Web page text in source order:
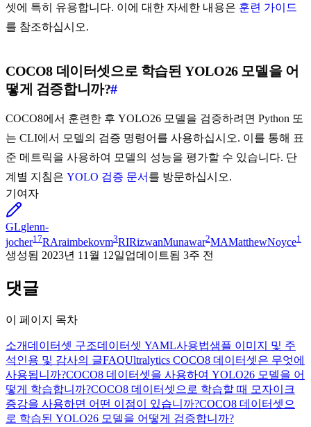
셋에 특히 유용합니다. 이에 대한 자세한 내용은 훈련 가이드
를 참조하십시오.
COCO8 데이터셋으로 학습된 YOLO26 모델을 어
떻게 검증합니까?#
COCO8에서 훈련한 후 YOLO26 모델을 검증하려면 Python 또
는 CLI에서 모델의 검증 명령어를 사용하십시오. 이를 통해 표
준 메트릭을 사용하여 모델의 성능을 평가할 수 있습니다. 단
계별 지침은 YOLO 검증 문서 를 방문하십시오.
기여자
GLglenn-
jocher17RAraimbekovm3RIRizwanMunawar2MAMatthewNoyce1
생성됨 2023년 11월 12일업데이트됨 3주 전
댓글
이 페이지 목차
소개데이터셋 구조데이터셋 YAML사용법샘플 이미지 및 주
석인용 및 감사의 글FAQUltralytics COCO8 데이터셋은 무엇에
사용됩니까?COCO8 데이터셋을 사용하여 YOLO26 모델을 어
떻게 학습합니까?COCO8 데이터셋으로 학습할 때 모자이크
증강을 사용하면 어떤 이점이 있습니까?COCO8 데이터셋으
로 학습된 YOLO26 모델을 어떻게 검증합니까?